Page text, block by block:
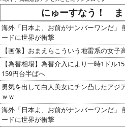
にゅーすなう！ ま
海外「日本よ、お前がナンバーワンだ」
ードに世界が衝撃
【画像】おまえらこういう地雷系の女子
【為替相場】為替介入により一時1ドル
159円台半ばへ
勇気を出して白人美女にチン凸したアジ
ｗｗ
海外「日本よ、お前がナンバーワンだ」
ードに世界が衝撃